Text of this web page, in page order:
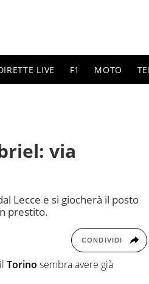
LIVE F1 MOTO
via
Lecce e si giocherà il posto
prestito.
CONDIVIDI
Torino sembra avere già